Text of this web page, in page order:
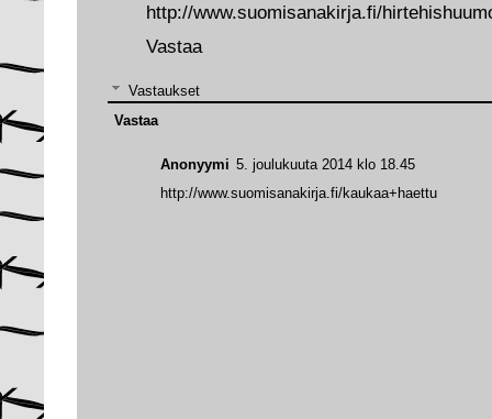
http://www.suomisanakirja.fi/
Vastaa
Vastaukset
Anonyymi 5. joulukuuta 2014 klo 18.45
http://www.suomisanakirja.fi/kaukaa+haettu
Vastaa